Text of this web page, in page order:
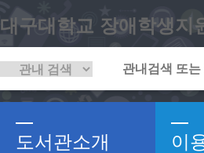
대구대학교 장애학생지
도서관소개 이